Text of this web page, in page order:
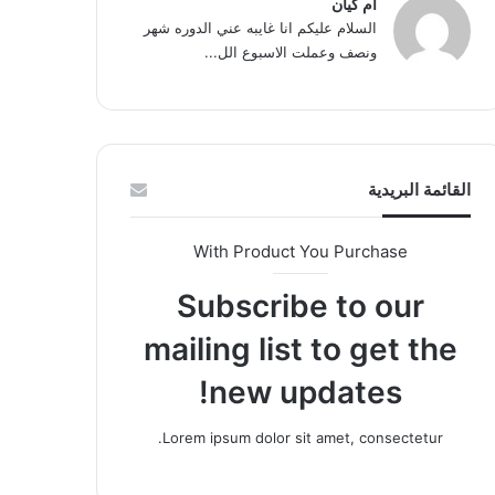
ام كيان
السلام عليكم انا غايبه عني الدوره شهر
ونصف وعملت الاسبوع الل...
القائمة البريدية
With Product You Purchase
Subscribe to our
mailing list to get the
new updates!
Lorem ipsum dolor sit amet, consectetur.